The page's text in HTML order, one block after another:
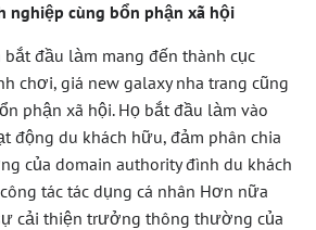
nghiệp cùng bổn phận xã hội
bắt đầu làm mang đến thành cục
chơi, giá new galaxy nha trang cũng
phận xã hội. Họ bắt đầu làm vào
động du khách hữu, đảm phân chia
của domain authority đình du khách
tác tác dụng cá nhân Hơn nữa
cải thiện trưởng thông thường của